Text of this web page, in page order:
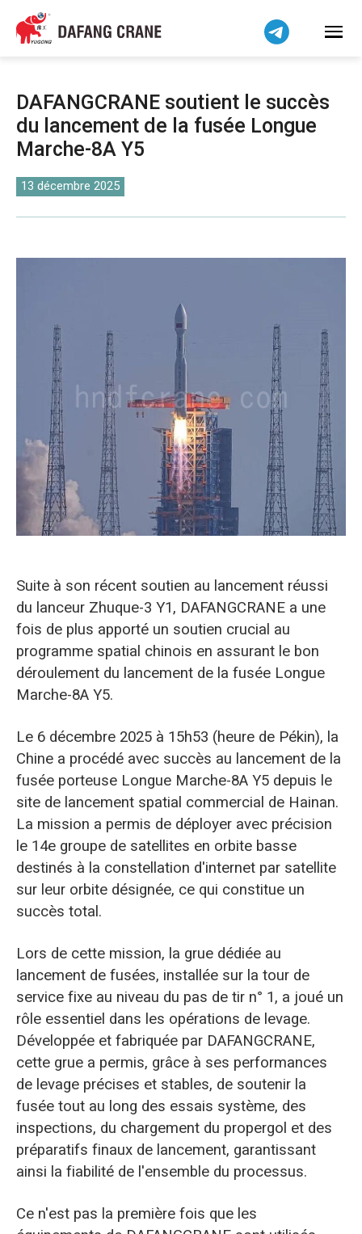
DAFANGCRANE soutient le succès
du lancement de la fusée Longue
Marche-8A Y5
13 décembre 2025
Suite à son récent soutien au lancement réussi
du lanceur Zhuque-3 Y1, DAFANGCRANE a une
fois de plus apporté un soutien crucial au
programme spatial chinois en assurant le bon
déroulement du lancement de la fusée Longue
Marche-8A Y5.
Le 6 décembre 2025 à 15h53 (heure de Pékin), la
Chine a procédé avec succès au lancement de la
fusée porteuse Longue Marche-8A Y5 depuis le
site de lancement spatial commercial de Hainan.
La mission a permis de déployer avec précision
le 14e groupe de satellites en orbite basse
destinés à la constellation d'internet par satellite
sur leur orbite désignée, ce qui constitue un
succès total.
Lors de cette mission, la grue dédiée au
lancement de fusées, installée sur la tour de
service fixe au niveau du pas de tir n° 1, a joué un
rôle essentiel dans les opérations de levage.
Développée et fabriquée par DAFANGCRANE,
cette grue a permis, grâce à ses performances
de levage précises et stables, de soutenir la
fusée tout au long des essais système, des
inspections, du chargement du propergol et des
préparatifs finaux de lancement, garantissant
ainsi la fiabilité de l'ensemble du processus.
Ce n'est pas la première fois que les
Bahasa Indonesia
Bahasa Melayu
বাংলা
فارسی
Pilipino
اردو
Українська
Беларуская мова
O‘zbekcha